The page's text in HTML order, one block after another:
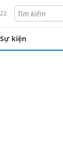
Sự kiện